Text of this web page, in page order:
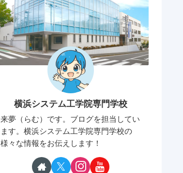
横浜システム工学院専門学校
来夢（らむ）です。ブログを担当してい
ます。横浜システム工学院専門学校の
様々な情報をお伝えします！